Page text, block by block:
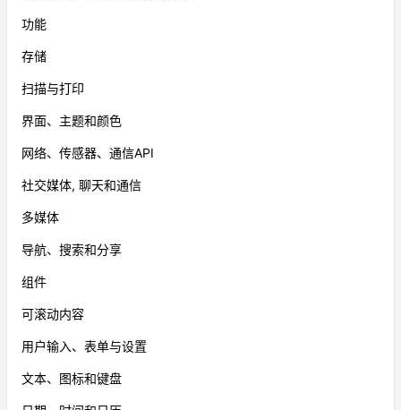
功能
存储
扫描与打印
界面、主题和颜色
网络、传感器、通信API
社交媒体, 聊天和通信
多媒体
导航、搜索和分享
组件
可滚动内容
用户输入、表单与设置
文本、图标和键盘